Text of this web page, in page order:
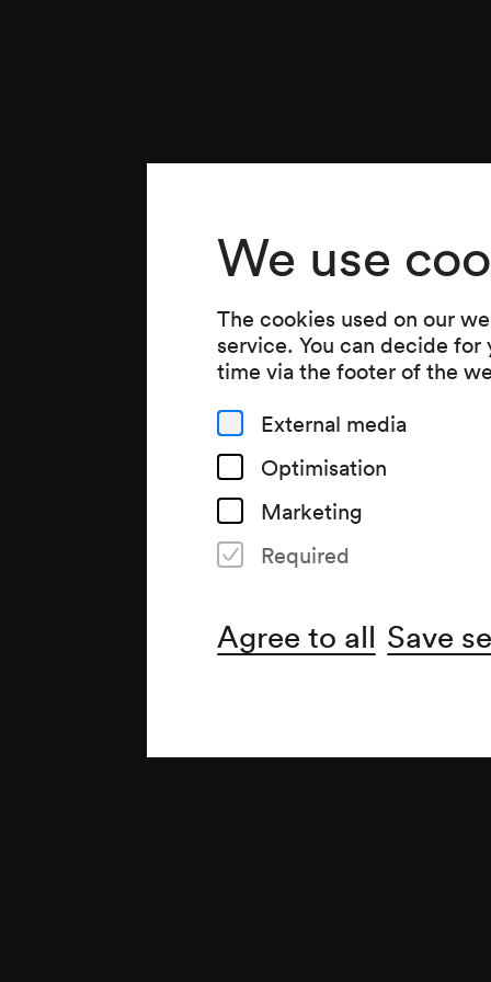
We use
The cookies used on our
service. You can decide
time via the footer of the
External media
Optimisation
Marketing
Required
Agree to all Save